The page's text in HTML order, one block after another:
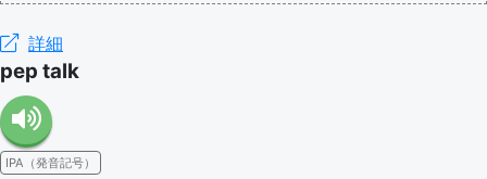
詳細
pep talk
IPA（発音記号）